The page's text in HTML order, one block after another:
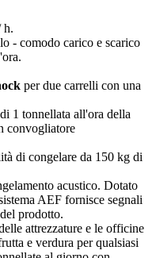
h.
- comodo carico e scarico
per due carrelli con una
1 tonnellata all'ora della
convogliatore
di congelare da 150 kg di
acustico. Dotato
AEF fornisce segnali
prodotto.
attrezzature e le officine
e verdura per qualsiasi